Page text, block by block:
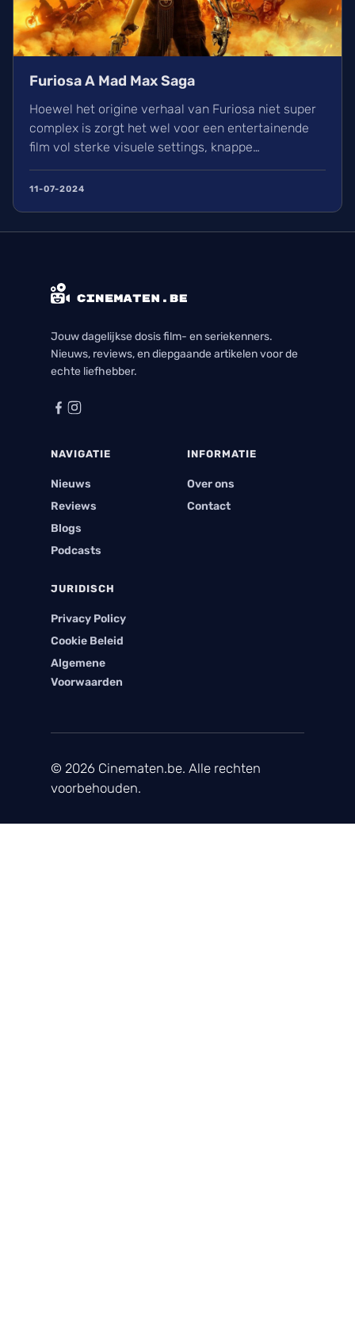
Furiosa A Mad Max Saga
Hoewel het origine verhaal van Furiosa niet super
complex is zorgt het wel voor een entertainende
film vol sterke visuele settings, knappe
Hemsworth als uitspringer in deze film in de rol van
11-07-2024
Jouw dagelijkse dosis film- en seriekenners.
Nieuws, reviews, en diepgaande artikelen voor de
echte liefhebber.
NAVIGATIE
Nieuws
Reviews
Blogs
Podcasts
INFORMATIE
Over ons
Contact
JURIDISCH
Privacy Policy
Cookie Beleid
Algemene
Voorwaarden
© 2026 Cinematen.be. Alle rechten
voorbehouden.